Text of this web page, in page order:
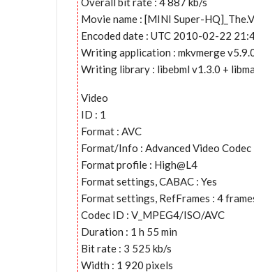
Movie name : [MINI Super-
Encoded date : UTC 2010-02-22
Writing application : mkvmerge
Writing library : libebml v1.3.0 +
Video
ID : 1
Format : AVC
Format/Info : Advanced Video Codec
Format profile : High@L4
Format settings, CABAC : Yes
Format settings, RefFrames : 4
Codec ID : V_MPEG4/ISO/AVC
Duration : 1 h 55 min
Bit rate : 3 525 kb/s
Width : 1 920 pixels